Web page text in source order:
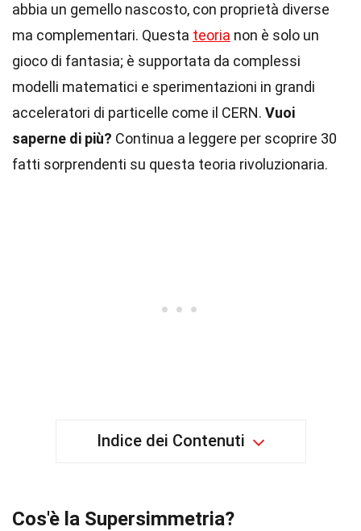
abbia un gemello nascosto, con proprietà diverse
ma complementari. Questa teoria non è solo un
gioco di fantasia; è supportata da complessi
modelli matematici e sperimentazioni in grandi
acceleratori di particelle come il CERN. Vuoi
saperne di più? Continua a leggere per scoprire 30
fatti sorprendenti su questa teoria rivoluzionaria.
Indice dei Contenuti
Cos'è la Supersimmetria?